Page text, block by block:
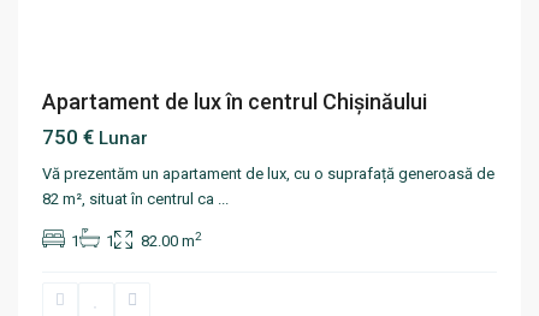
Apartament de lux în centrul Chișinăului
750 € Lunar
Vă prezentăm un apartament de lux, cu o suprafață generoasă de
82 m², situat în centrul ca ...
1 1 82.00 m2
Centru